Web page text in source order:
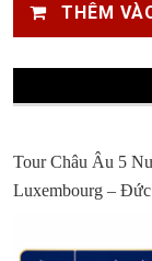
THÊM
Tour Châu Âu 5
Luxembourg –